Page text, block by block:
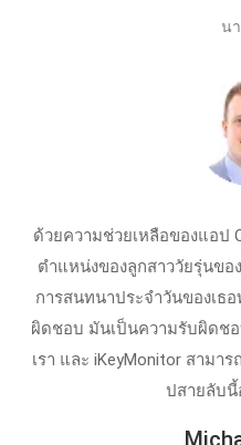
น
ด้วยความช่วยเหลือของแอป
ตําแหน่งของลูกสาววัยรุ่นข
การสนทนาประจําวันของเธ
ผิดชอบ มันเป็นความรับผิดชอ
เรา และ iKeyMonitor สามา
ปสายลับนี้